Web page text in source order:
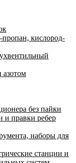
кислород-
азотом
без пайки
и правки ребер
наборы для
станции и